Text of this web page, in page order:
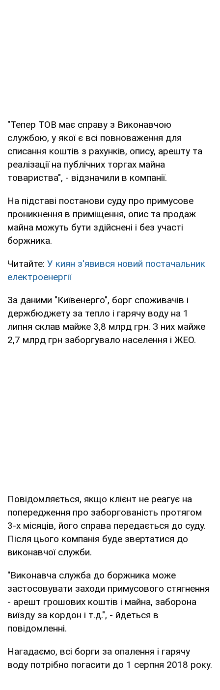
"Тепер ТОВ має справу з Виконавчою
службою, у якої є всі повноваження для
списання коштів з рахунків, опису, арешту та
реалізації на публічних торгах майна
товариства", - відзначили в компанії.
На підставі постанови суду про примусове
проникнення в приміщення, опис та продаж
майна можуть бути здійснені і без участі
боржника.
Читайте: У киян з'явився новий постачальник
електроенергії
За даними "Київенерго", борг споживачів і
держбюджету за тепло і гарячу воду на 1
липня склав майже 3,8 млрд грн. З них майже
2,7 млрд грн заборгувало населення і ЖЕО.
Повідомляється, якщо клієнт не реагує на
попередження про заборгованість протягом
3-х місяців, його справа передається до суду.
Після цього компанія буде звертатися до
виконавчої служби.
"Виконавча служба до боржника може
застосовувати заходи примусового стягнення
- арешт грошових коштів і майна, заборона
виїзду за кордон і т.д.", - йдеться в
повідомленні.
Нагадаємо, всі борги за опалення і гарячу
воду потрібно погасити до 1 серпня 2018 року.